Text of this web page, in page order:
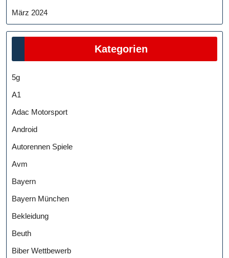
März 2024
Kategorien
5g
A1
Adac Motorsport
Android
Autorennen Spiele
Avm
Bayern
Bayern München
Bekleidung
Beuth
Biber Wettbewerb